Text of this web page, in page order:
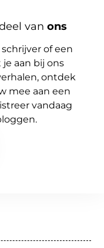
van ons
of een
aan bij ons
ontdek
mee aan een
vandaag